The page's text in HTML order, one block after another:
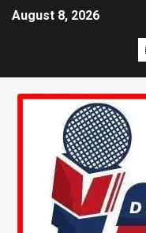
August 8, 2026